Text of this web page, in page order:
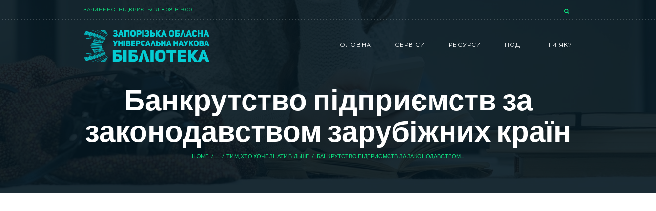
ЗАЧИНЕНО. ВIДКРИЄТЬСЯ 8.08 В 9:00
ГОЛОВНА СЕРВІСИ РЕСУРСИ ПОДІЇ ТИ ЯК?
Банкрутство підприємств за
законодавством зарубіжних країн
HOME ТИМ, ХТО ХОЧЕ ЗНАТИ БІЛЬШЕ БАНКРУТСТВО ПІДПРИЄМСТВ ЗА ЗАКОНОДАВСТВОМ...